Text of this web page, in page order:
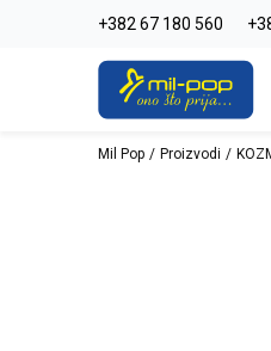
+382 67 180 560
-20% na kompletan asortiman
Mil Pop Proizvodi